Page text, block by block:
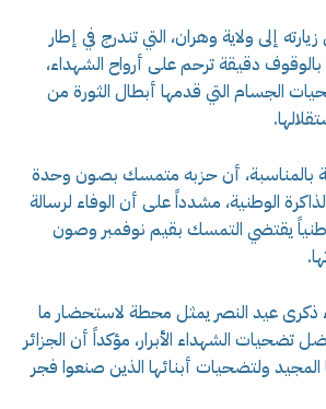
إلى ولاية وهران، التي تندرج في إطار
دقيقة ترحم على أرواح الشهداء،
الجسام التي قدمها أبطال الثورة من
بالمناسبة، أن حزبه متمسك بصون وحدة
الوطنية، مشدداً على أن الوفاء لرسالة
يقتضي التمسك بقيم نوفمبر وصون
ذكرى عيد النصر يمثل محطة لاستحضار ما
الشهداء الأبرار، مؤكداً أن الجزائر
ولتضحيات أبنائها الذين صنعوا فجر